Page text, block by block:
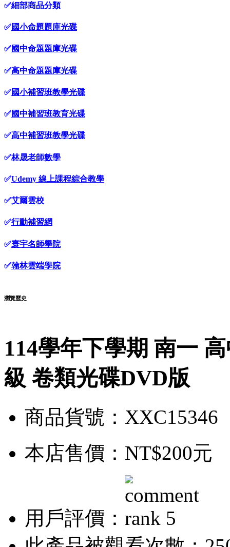
✅細部商品分類
✅國小命題題庫光碟
✅國中命題題庫光碟
✅高中命題題庫光碟
✅國小補習班教學光碟
✅國中補習班教育光碟
✅高中補習班教學光碟
✅林晟老師數學
✅Udemy 線上課程綜合教學
✅艾爾雲校
✅行動補習網
✅寰宇名師學院
✅翰林雲端學院
瀏覽歷史
114學年下學期 南一
級 卷類光碟DVD版
商品貨號：XXC15346
本店售價： NT$200元
用戶評價：